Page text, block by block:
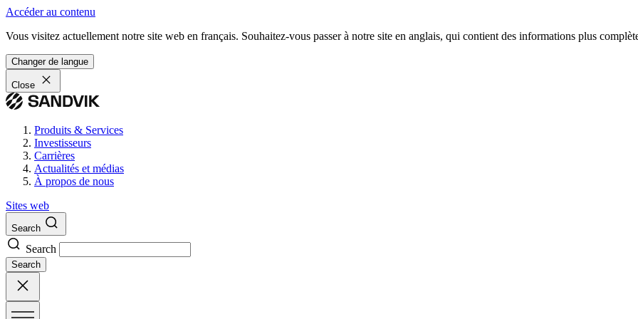
Accéder au contenu
Vous visitez actuellement notre site web en français. Souhaitez-vous passer à notre site en anglais, qui contient des informations plus
Changer de langue
Close
Produits & Services
Investisseurs
Carrières
Actualités et médias
À propos de nous
Sites web
Search
Search
Search